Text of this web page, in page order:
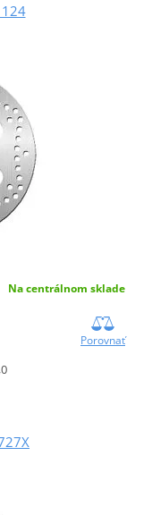
Na centrálnom sklade
Porovnať